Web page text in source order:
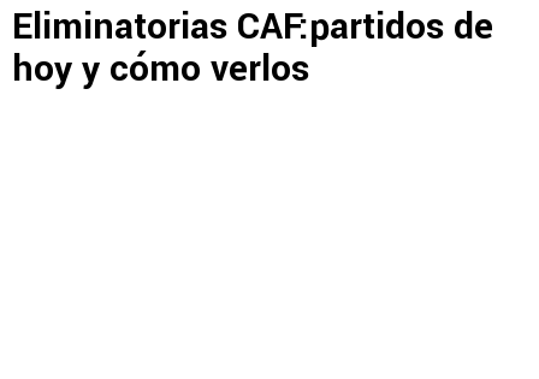
Eliminatorias CAF:partidos de
hoy y cómo verlos